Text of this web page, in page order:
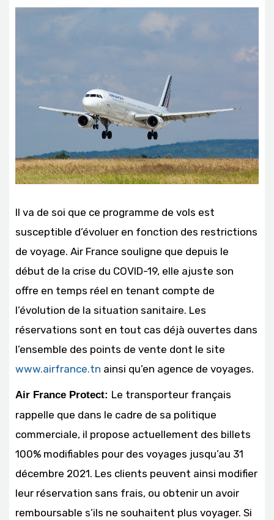
Il va de soi que ce programme de vols est
susceptible d’évoluer en fonction des restrictions
de voyage. Air France souligne que depuis le
début de la crise du COVID-19, elle ajuste son
offre en temps réel en tenant compte de
l’évolution de la situation sanitaire. Les
réservations sont en tout cas déjà ouvertes dans
l’ensemble des points de vente dont le site
www.airfrance.tn ainsi qu’en agence de voyages.
Air France Protect: Le transporteur français
rappelle que dans le cadre de sa politique
commerciale, il propose actuellement des billets
100% modifiables pour des voyages jusqu’au 31
décembre 2021. Les clients peuvent ainsi modifier
leur réservation sans frais, ou obtenir un avoir
remboursable s’ils ne souhaitent plus voyager. Si